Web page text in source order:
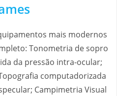
mais modernos
Tonometria de sopro
da pressão intra-ocular;
computadorizada
Campimetria Visual